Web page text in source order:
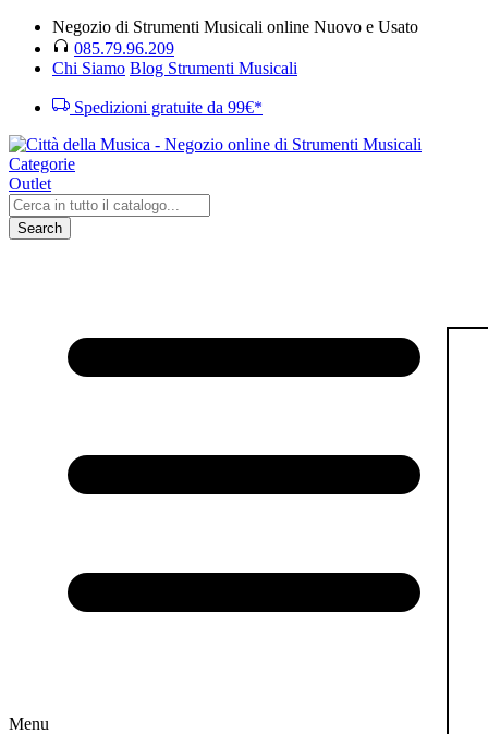
Negozio di Strumenti Musicali online Nuovo e Usato
085.79.96.209
Chi Siamo Blog Strumenti Musicali
Spedizioni gratuite da 99€*
Categorie
Outlet
Search
Menu